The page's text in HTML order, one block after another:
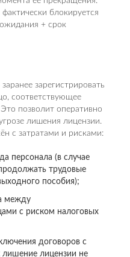
блокируется
+ срок
зарегистрировать
соответствующее
позволит оперативно
лишения лицензии.
с затратами и рисками:
персонала (в случае
трудовые
пособия);
между
с риском налоговых
договоров с
лишение лицензии не